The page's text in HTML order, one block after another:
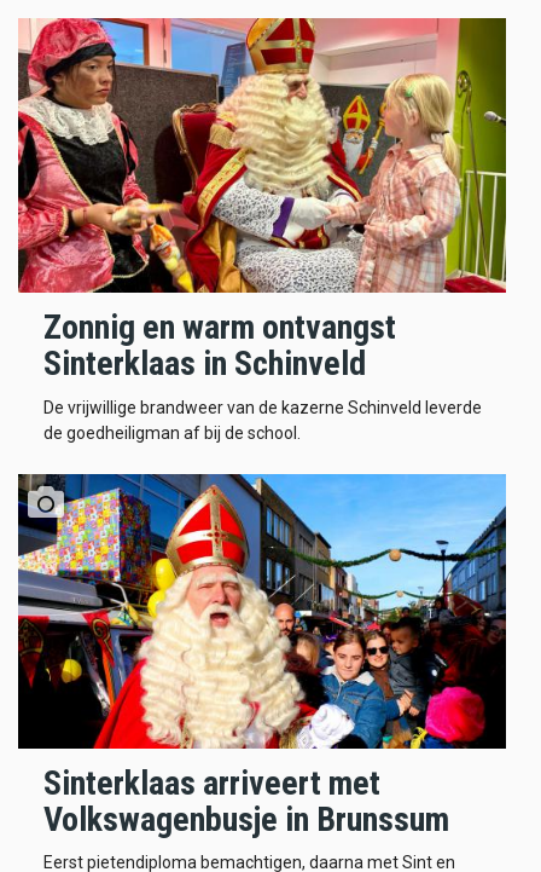
Zonnig en warm ontvangst
Sinterklaas in Schinveld
De vrijwillige brandweer van de kazerne Schinveld leverde
de goedheiligman af bij de school.
Sinterklaas arriveert met
Volkswagenbusje in Brunssum
Eerst pietendiploma bemachtigen, daarna met Sint en